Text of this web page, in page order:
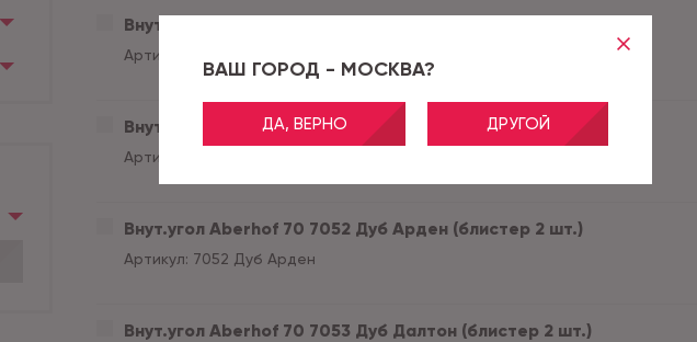
ВАШ ГОРОД - МОСКВА?
ДА, ВЕРНО ДРУГОЙ
Внут.угол Aberhof 70 7044 Дуб Болтон (блистер 2 шт.)
Артикул:
Внут.угол Aberhof 70 7051 Сонора (блистер 2 шт.)
Артикул:
Внут.угол Aberhof 70 7052 Дуб Арден (блистер 2 шт.)
Артикул: 7052 Дуб Арден
Внут.угол Aberhof 70 7053 Дуб Далтон (блистер 2 шт.)